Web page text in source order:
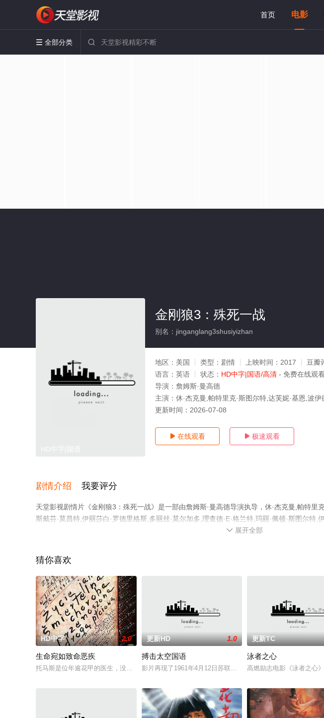
首页 电影
 全部分类 
金刚狼3：殊死一战
别名：jinganglang3shusiyizhan
地区： 美国 类型： 剧情 上映时间： 2017 豆瓣
语言： 英语 状态： HD中字|国语/高清 - 免费在线观
导演： 詹姆斯·曼高德
主演： 休·杰克曼,帕特里克·斯图尔特,达芙妮·基恩,波
更新时间： 2026-07-08
 在线观看  极速观看
剧情介绍 我要评分
天堂影视剧情片《金刚狼3：殊死一战》是一部由詹姆斯·曼高德导演执导，休·杰克曼,帕特里
斯戴芬·莫昌特,伊丽莎白·罗德里格斯,多丽丝·莫尔加多,理查德·E·格兰特,玛丽·佩顿·斯图尔特,
安·贾斯帕,克日什托夫·索什斯基,萨博·班克森等演员精彩演绎的美国电影，手机免费观看高清
 展开全部
猜你喜欢
HD中字 2.0
生命宛如致命恶疾
托马斯是位年逾花甲的医生，没有宗教信仰。他一直怀疑自己身患重病。于是，他开
更新HD 1.0
搏击太空国语
影片再现了1961年4月12日苏联宇航员加加林完成人类第一次太
更新TC
泳者之心
高燃励志电影《泳者之心